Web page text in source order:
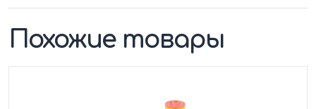
Похожие товары